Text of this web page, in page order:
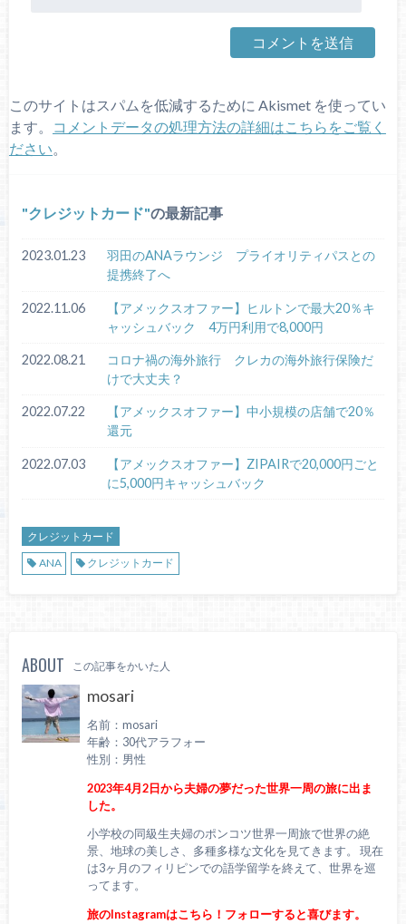
このサイトはスパムを低減するために Akismet を使ってい
ます。
コメントデータの処理方法の詳細はこちらをご覧く
ださい
クレジットカード の最新記事
2023.01.23
羽田のANAラウンジ プライオリティパスとの
提携終了へ
2022.11.06
【アメックスオファー】ヒルトンで最大20％キ
ャッシュバック 4万円利用で8,000円
2022.08.21
コロナ禍の海外旅行 クレカの海外旅行保険だ
けで大丈夫？
2022.07.22
【アメックスオファー】中小規模の店舗で20％
還元
2022.07.03
【アメックスオファー】ZIPAIRで20,000円ごと
に5,000円キャッシュバック
クレジットカード
ANA
クレジットカード
ABOUT この記事をかいた人
mosari
名前：mosari
年齢：30代アラフォー
性別：男性
2023年4月2日から夫婦の夢だった世界一周の旅に出ま
した。
小学校の同級生夫婦のポンコツ世界一周旅で世界の絶
景、地球の美しさ、多種多様な文化を見てきます。 現在
は3ヶ月のフィリピンでの語学留学を終えて、世界を巡
ってます。
旅のInstagramはこちら！フォローすると喜びます。